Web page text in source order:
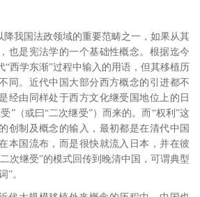
降我国法政领域的重要范畴之一，如果从其
也是宪法学的一个基础性概念。 根据迄今
“西学东渐”过程中输入的用语，但其移植历
同。近代中国大部分西方概念的引进都不
经由同样处于西方文化继受国地位上的日
”（或曰“二次继受”）而来的。而“权利”这
创制及概念的输入，最初都是在清代中国
本国流布，而是很快就流入日本，并在彼
次继受”的模式回传到晚清中国，可谓典型
”。